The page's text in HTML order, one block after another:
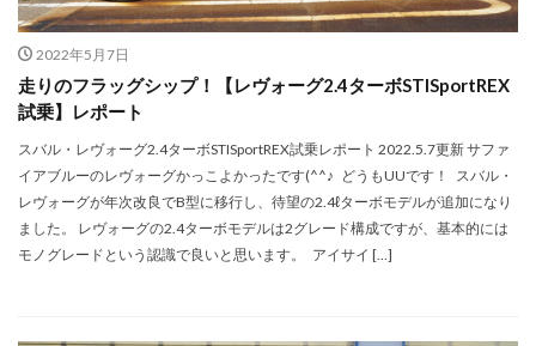
2022年5月7日
走りのフラッグシップ！【レヴォーグ2.4ターボSTISportREX
試乗】レポート
スバル・レヴォーグ2.4ターボSTISportREX試乗レポート 2022.5.7更新 サファ
イアブルーのレヴォーグかっこよかったです(^^♪ どうもUUです！ スバル・
レヴォーグが年次改良でB型に移行し、待望の2.4ℓターボモデルが追加になり
ました。 レヴォーグの2.4ターボモデルは2グレード構成ですが、基本的には
モノグレードという認識で良いと思います。 アイサイ […]